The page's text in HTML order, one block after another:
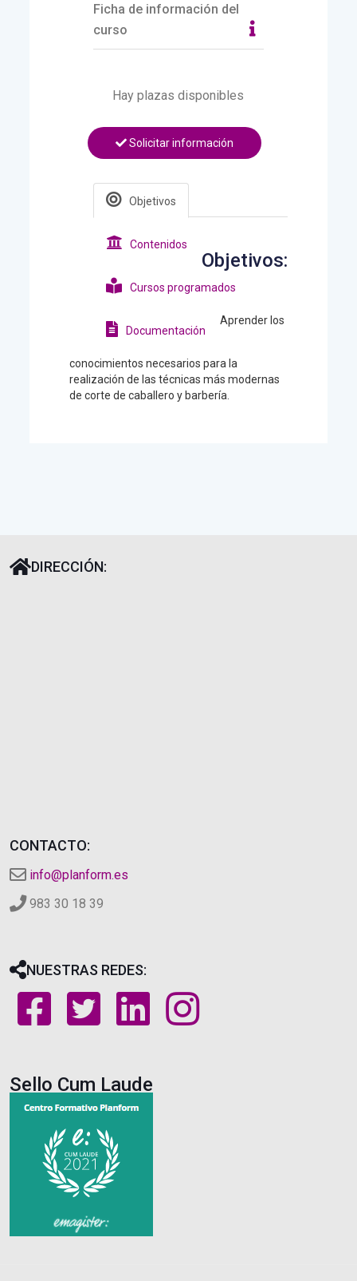
Ficha de información del
curso
Hay plazas disponibles
Solicitar información
Objetivos
Contenidos
Cursos programados
Documentación
Objetivos:
Aprender los
conocimientos necesarios para la
realización de las técnicas más modernas
de corte de caballero y barbería.
DIRECCIÓN:
CONTACTO:
info@planform.es
983 30 18 39
NUESTRAS REDES:
Sello Cum Laude